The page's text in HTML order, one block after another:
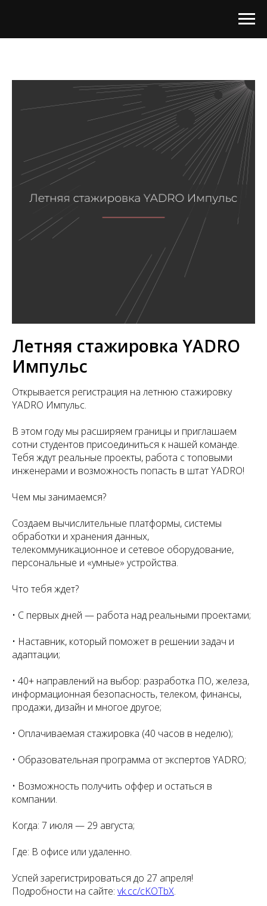
Летняя стажировка YADRO
Импульс
Открывается регистрация на летнюю стажировку
YADRO Импульс.
В этом году мы расширяем границы и приглашаем
сотни студентов присоединиться к нашей команде.
Тебя ждут реальные проекты, работа с топовыми
инженерами и возможность попасть в штат YADRO!
Чем мы занимаемся?
Создаем вычислительные платформы, системы
обработки и хранения данных,
телекоммуникационное и сетевое оборудование,
персональные и «умные» устройства.
Что тебя ждет?
• С первых дней — работа над реальными проектами;
• Наставник, который поможет в решении задач и
адаптации;
• 40+ направлений на выбор: разработка ПО, железа,
информационная безопасность, телеком, финансы,
продажи, дизайн и многое другое;
• Оплачиваемая стажировка (40 часов в неделю);
• Образовательная программа от экспертов YADRO;
• Возможность получить оффер и остаться в
компании.
Когда: 7 июля — 29 августа;
Где: В офисе или удаленно.
Успей зарегистрироваться до 27 апреля!
Подробности на сайте: vk.cc/cKOTbX.